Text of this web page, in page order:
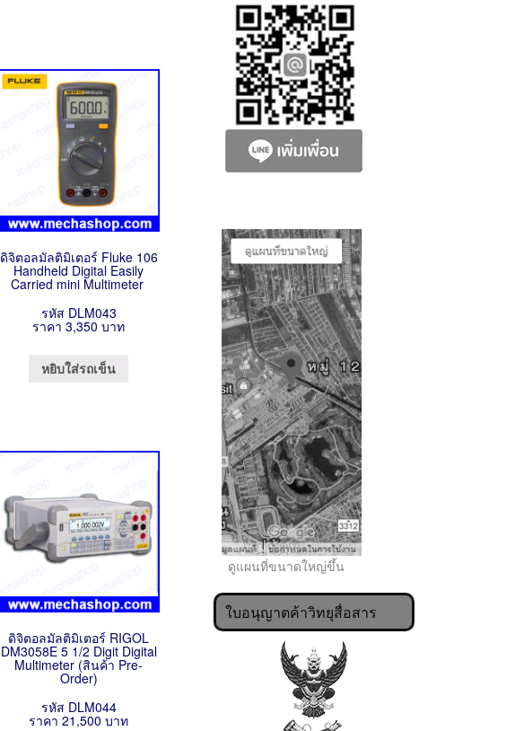
ดิจิตอลมัลติมิเตอร์ Fluke 106
Handheld Digital Easily
Carried mini Multimeter
รหัส DLM043
ราคา 3,350 บาท
หยิบใส่รถเข็น
ดิจิตอลมัลติมิเตอร์ RIGOL
DM3058E 5 1/2 Digit Digital
Multimeter (สินค้า Pre-
Order)
รหัส DLM044
ราคา 21,500 บาท
ดูแผนที่ขนาดใหญ่ขึ้น
ใบอนุญาตค้าวิทยุสื่อสาร